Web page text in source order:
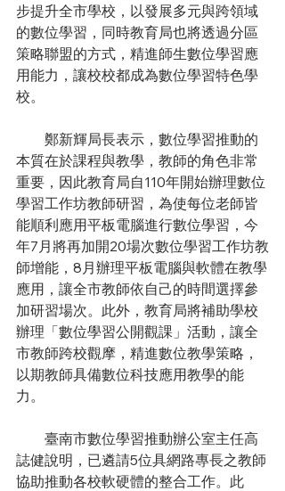
步提升全市學校，以發展多元與跨領域
的數位學習，同時教育局也將透過分區
策略聯盟的方式，精進師生數位學習應
用能力，讓校校都成為數位學習特色學
校。
鄭新輝局長表示，數位學習推動的
本質在於課程與教學，教師的角色非常
重要，因此教育局自110年開始辦理數位
學習工作坊教師研習，為使每位老師皆
能順利應用平板電腦進行數位學習，今
年7月將再加開20場次數位學習工作坊教
師增能，8月辦理平板電腦與軟體在教學
應用，讓全市教師依自己的時間選擇參
加研習場次。此外，教育局將補助學校
辦理「數位學習公開觀課」活動，讓全
市教師跨校觀摩，精進數位教學策略，
以期教師具備數位科技應用教學的能
力。
臺南市數位學習推動辦公室主任高
誌健說明，已遴請5位具網路專長之教師
協助推動各校軟硬體的整合工作。此